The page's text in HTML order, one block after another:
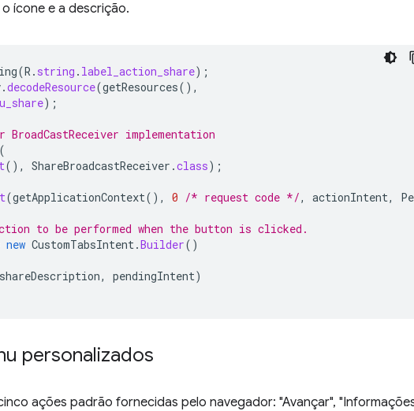
ícone e a descrição.
(R . string . label_action_share);
.decodeResource(getResources(),
);
implementation
(
(), ShareBroadcastReceiver .class);
(getApplicationContext(), 0 /* request code */, actionIntent,
to be performed when the button is clicked.
new CustomTabsIntent.Builder()
shareDescription, pendingIntent)
personalizados
ações padrão fornecidas pelo navegador: "Avançar",